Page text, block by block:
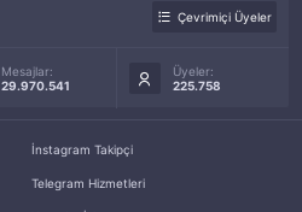
Çevrimiçi Üyeler
Mesajlar:
29.970.541
Üyeler:
225.758
İnstagram Takipçi
Telegram Hizmetleri